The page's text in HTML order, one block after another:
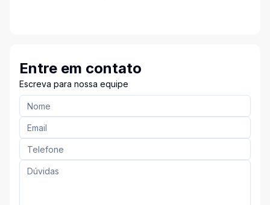
Entre em contato
Escreva para nossa equipe